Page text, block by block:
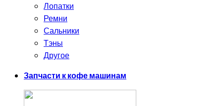
Лопатки
Ремни
Сальники
Тэны
Другое
Запчасти к кофе машинам